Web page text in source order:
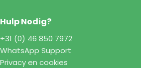
Hulp Nodig?
+31 (0) 46 850 7972
WhatsApp Support
Privacy en cookies